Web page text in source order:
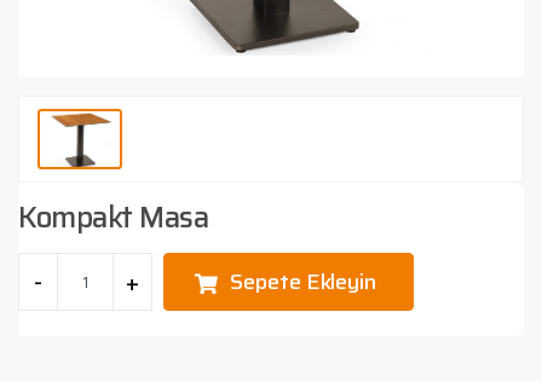
Bahçe Mobilyası
Projeler
Kompakt Masa
Sepete Ekleyin